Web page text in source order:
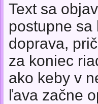
Text sa
postupne
doprava,
za koniec
ako keby v
ľava začne